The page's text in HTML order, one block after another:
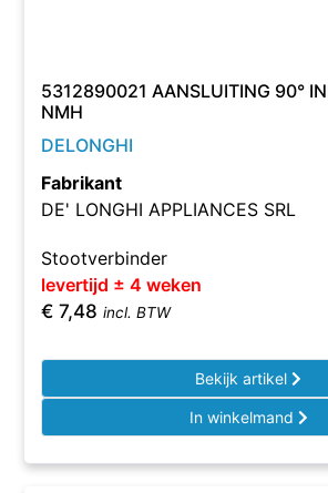
5312890021 AANSLUITING 90°
NMH
DELONGHI
Fabrikant
DE' LONGHI APPLIANCES SRL
Stootverbinder
levertijd ± 4 weken
€ 7,48 incl. BTW
Bekijk artikel
In winkelmand